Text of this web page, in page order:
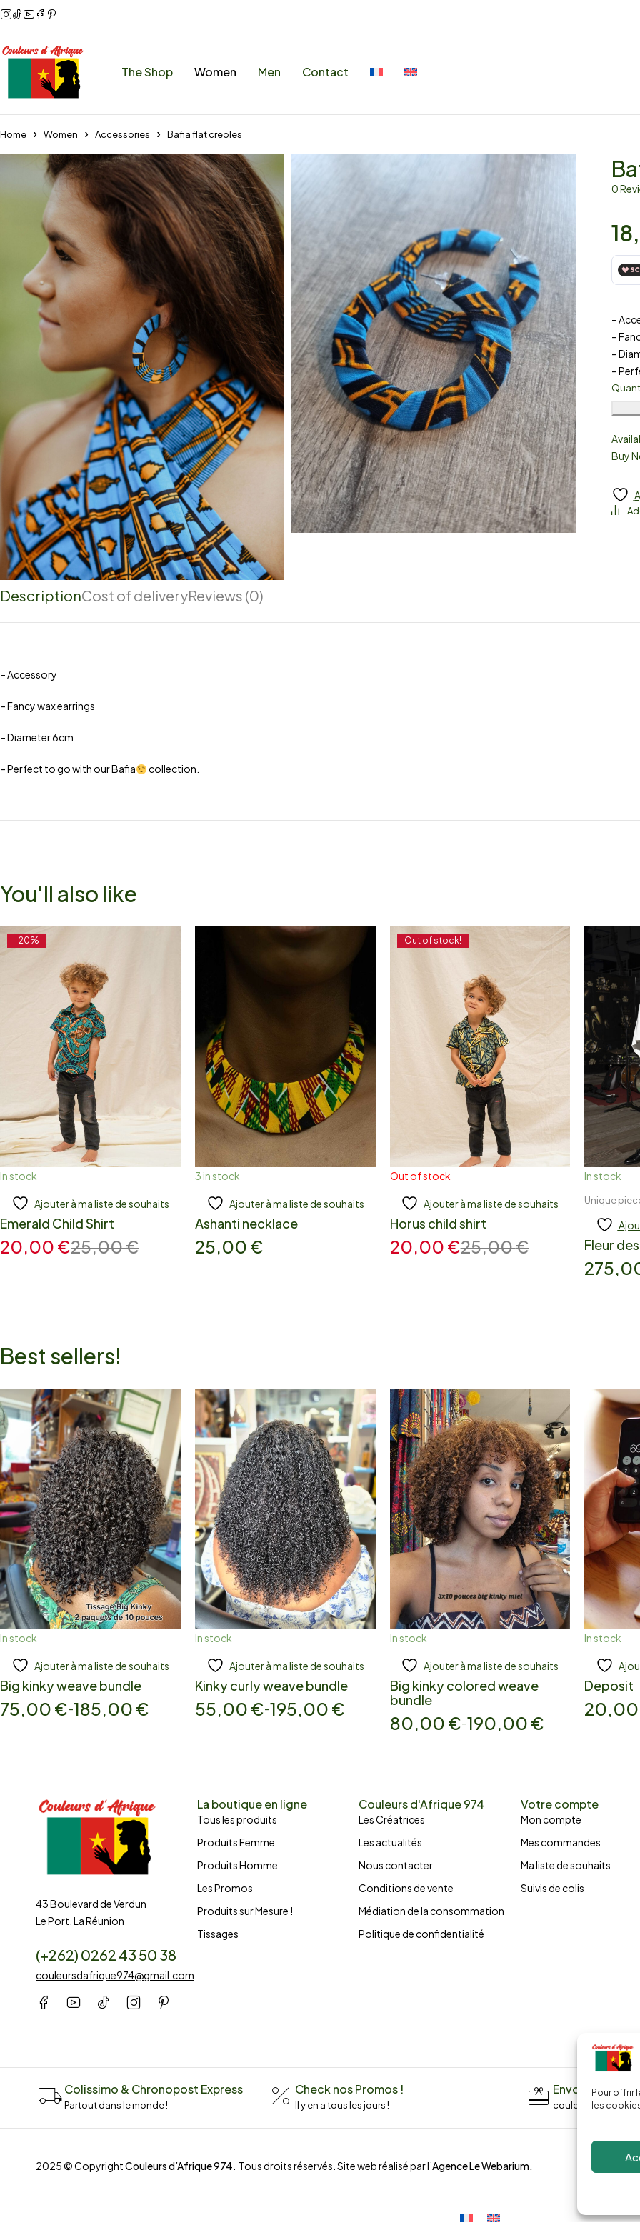
Pour offrir
les
The Shop Women Men Contact
Home Women Accessories Bafia flat creoles
0
–
–
–
–
Buy
DescriptionCost of deliveryReviews (0)
– Accessory
– Fancy wax earrings
– Diameter 6cm
– Perfect to go with our Bafia collection.
You'll also like
-20%
In stock
Add to cart
Ajouter à ma liste de souhaits
Emerald Child Shirt
25,00€
20,00 €
3 in stock
Add to cart
Ajouter à ma liste de souhaits
Ashanti necklace
25,00 €
Out of stock!
Out of stock
Add to cart
Ajouter à ma liste de souhaits
Horus child shirt
25,00€
20,00 €
In stock
Unique
Fleur
Best sellers!
In stock
Add to cart
Ajouter à ma liste de souhaits
Big kinky weave bundle
75,00 €–185,00 €
In stock
Add to cart
Ajouter à ma liste de souhaits
Kinky curly weave bundle
55,00 €–195,00 €
In stock
Add to cart
Ajouter à ma liste de souhaits
Big kinky colored weave
bundle
80,00 €–190,00 €
In stock
Deposit
43 Boulevard de Verdun
Le Port, La Réunion
(+262) 0262 43 50 38
couleursdafrique974@gmail.com
La boutique en ligne
Tous les produits
Produits Femme
Produits Homme
Les Promos
Produits sur Mesure !
Tissages
Couleurs d'Afrique 974
Les Créatrices
Les actualités
Nous contacter
Conditions de vente
Médiation de la consommation
Politique de confidentialité
Votre compte
Mon compte
Mes commandes
Ma liste de souhaits
Suivis de colis
Colissimo & Chronopost Express
Partout dans le monde !
Check nos Promos !
Il y en a tous les jours !
Envoyez un
2025 © CopyrightCouleurs d’Afrique 974 . Tous droits réservés. Site web réalisé par l’Agence Le Webarium.